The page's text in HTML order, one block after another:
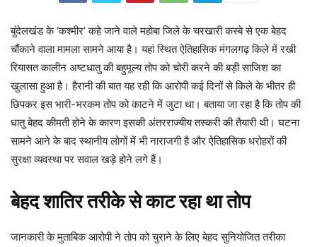
बुंदेलखंड के ‘कश्मीर’ कहे जाने वाले महोबा जिले के चरखारी कस्बे से एक बेहद
चौंकाने वाला मामला सामने आया है। यहां स्थित ऐतिहासिक मंगलगढ़ किले में रखी
रियासत कालीन अष्टधातु की बहुमूल्य तोप को चोरी करने की बड़ी साजिश का
खुलासा हुआ है। हैरानी की बात यह रही कि आरोपी कई दिनों से किले के भीतर ही
छिपकर इस भारी-भरकम तोप को काटने में जुटा था। बताया जा रहा है कि तोप की
धातु बेहद कीमती होने के कारण इसकी अंतरराज्यीय तस्करी की तैयारी थी। घटना
सामने आने के बाद स्थानीय लोगों में भी नाराजगी है और ऐतिहासिक धरोहरों की
सुरक्षा व्यवस्था पर सवाल खड़े होने लगे हैं।
बेहद शातिर तरीके से काट रहा था तोप
जानकारी के मुताबिक आरोपी ने तोप को चुराने के लिए बेहद सुनियोजित तरीका